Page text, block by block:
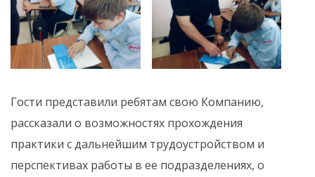
Гости представили ребятам свою Компанию,
рассказали о возможностях прохождения
практики с дальнейшим трудоустройством и
перспективах работы в ее подразделениях, о